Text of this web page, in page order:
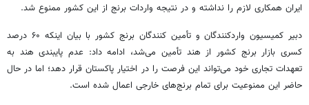
ایران همکاری لازم را نداشته و در نتیجه واردات برنج از این کشور ممنوع شد.
دبیر
کمیسیون واردکنندگان و تأمین کنندگان برنج کشور با بیان اینکه ۶۰ درصد
کسری بازار برنج کشور از هند تأمین می‌شد، ادامه داد: عدم پایبندی هند به
تعهدات تجاری خود می‌تواند این فرصت را در اختیار پاکستان قرار دهد؛ اما در حال
حاضر این ممنوعیت برای تمام برنج‌های خارجی اعمال شده است.